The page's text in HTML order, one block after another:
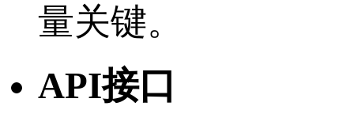
量关键。
API接口